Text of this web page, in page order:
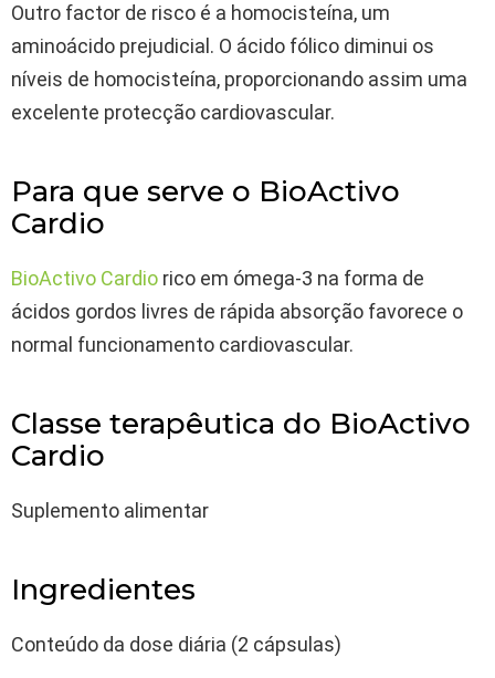
Outro factor de risco é a homocisteína, um
aminoácido prejudicial. O ácido fólico diminui os
níveis de homocisteína, proporcionando assim uma
excelente protecção cardiovascular.
Para que serve o BioActivo
Cardio
BioActivo Cardio rico em ómega-3 na forma de
ácidos gordos livres de rápida absorção favorece o
normal funcionamento cardiovascular.
Classe terapêutica do BioActivo
Cardio
Suplemento alimentar
Ingredientes
Conteúdo da dose diária (2 cápsulas)